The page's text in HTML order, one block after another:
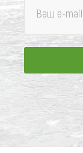
Ваш e-mail